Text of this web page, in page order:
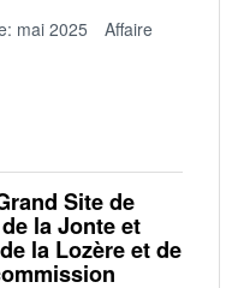
mai 2025
Affaire
Site de
la Jonte et
la Lozère et de